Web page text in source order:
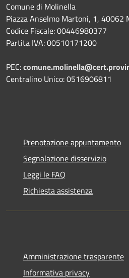
Comune di Molinella
Piazza Anselmo Martoni, 1, 40062
Codice Fiscale: 00446980377
Partita IVA: 00510171200
PEC:
Centralino Unico: 0516906811
Prenotazione appuntamento
Segnalazione disservizio
Leggi le FAQ
Richiesta assistenza
Amministrazione trasparente
Informativa privacy